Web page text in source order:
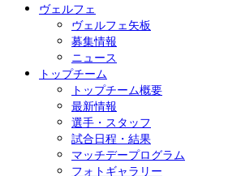
ヴェルフェ
ヴェルフェ矢板
募集情報
ニュース
トップチーム
トップチーム概要
最新情報
選手・スタッフ
試合日程・結果
マッチデープログラム
フォトギャラリー